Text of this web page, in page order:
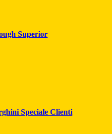
Superior
Speciale Clienti